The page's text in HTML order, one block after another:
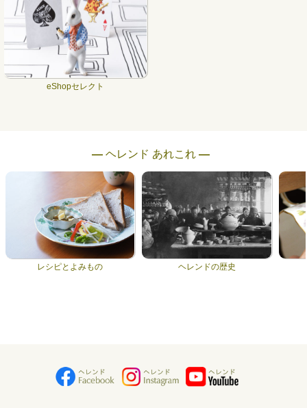
eShopセレクト
― ヘレンド あれこれ ―
レシピとよみもの ヘレンドの歴史